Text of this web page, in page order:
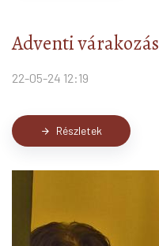
Adventi várakozás
22-05-24 12:19
arrow_forward Részletek